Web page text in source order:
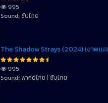
995
Sound: ซับไทย
The Shadow Strays (2024) เงาพเน
995
Sound: พากย์ไทย | ซับไทย